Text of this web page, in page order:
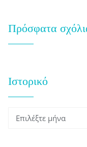
Πρόσφατα
Ιστορικό
Ιστορικό